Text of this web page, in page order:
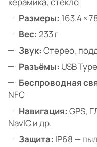
Размеры: 163.4 ×
Вес: 233 г
Звук: Стерео,
Разъёмы: USB
Беспроводная
NFC
Навигация: GPS,
NavIC и др.
Защита: IP68 —